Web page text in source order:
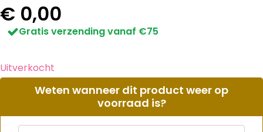
€ 0,00
Gratis verzending vanaf €75
Uitverkocht
Weten wanneer dit product weer op
voorraad is?